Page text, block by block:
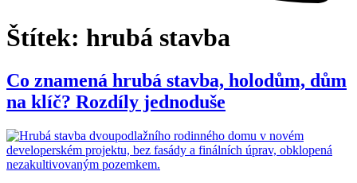
Štítek: hrubá stavba
Co znamená hrubá stavba, holodům, dům
na klíč? Rozdíly jednoduše